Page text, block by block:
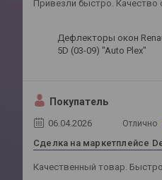
Привезли быстро. Качество
Дефлекторы окон
5D (03-09) "Auto Plex"
Покупатель
06.04.2026 Отлично
Сделка на маркетплейсе
Качественный товар.